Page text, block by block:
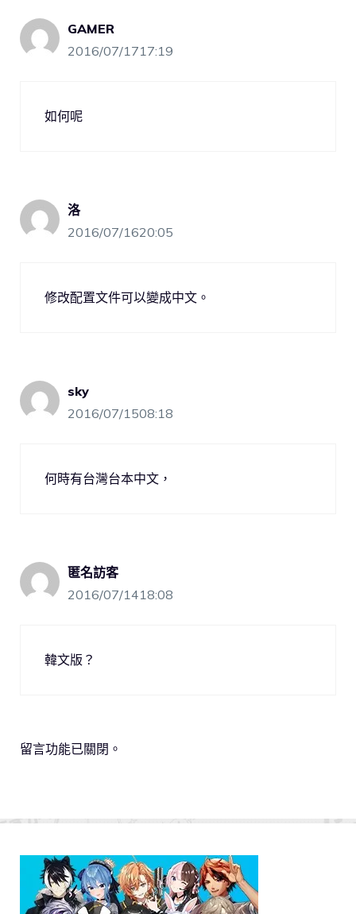
GAMER
2016/07/1717:19
如何呢
洛
2016/07/1620:05
修改配置文件可以變成中文。
sky
2016/07/1508:18
何時有台灣台本中文，
匿名訪客
2016/07/1418:08
韓文版？
留言功能已關閉。